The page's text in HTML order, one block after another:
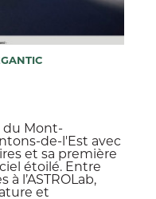
du Mont-
de-l'Est avec
et sa première
étoilé. Entre
l’ASTROLab,
et